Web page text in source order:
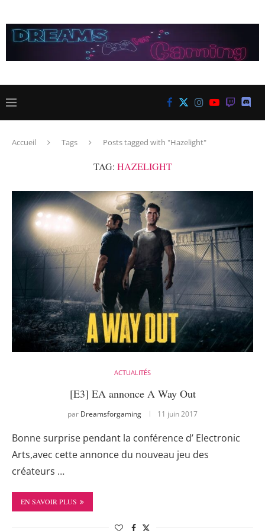
Accueil Tags Posts tagged with "Hazelight"
TAG: HAZELIGHT
ACTUALITÉS
[E3] EA annonce A Way Out
par Dreamsforgaming 11 juin 2017
Bonne surprise pendant la conférence d’ Electronic
Arts,avec cette annonce du nouveau jeu des
créateurs …
EN SAVOIR PLUS